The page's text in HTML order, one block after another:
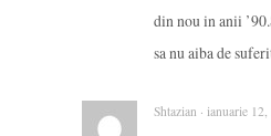
din nou in anii
sa nu aiba de
Shtazian · ianuarie